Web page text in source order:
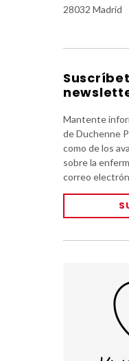
28032 Madrid
Mantente
de Duchenne
como de los
sobre la
correo